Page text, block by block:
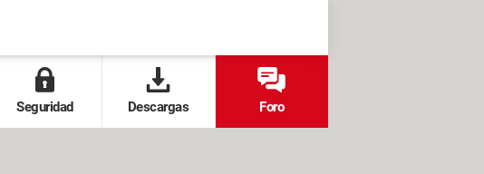
Seguridad Descargas Foro